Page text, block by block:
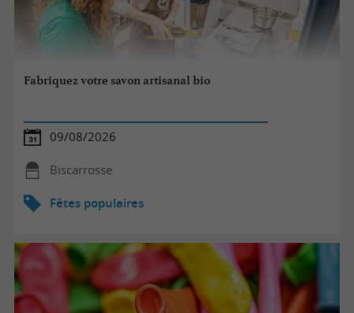
Fabriquez votre savon artisanal bio
09/08/2026
Biscarrosse
Fêtes populaires